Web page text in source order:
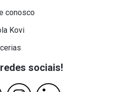
conosco
Kovi
redes sociais!